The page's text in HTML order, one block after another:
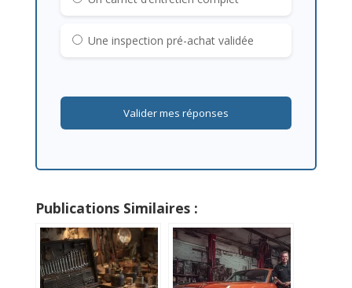
Une inspection pré-achat validée
Valider mes réponses
Publications Similaires :